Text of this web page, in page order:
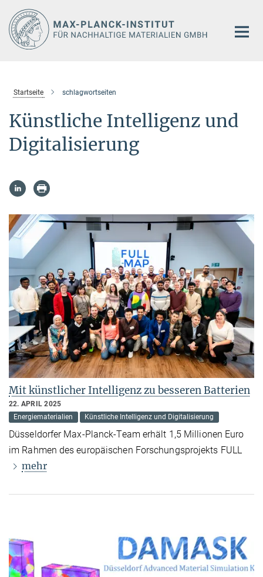
Hauptinhalt
Startseite schlagwortseiten
Künstliche Intelligenz und
Digitalisierung
Mit künstlicher Intelligenz zu besseren Batterien
22. APRIL 2025
Energiematerialien
Künstliche Intelligenz und Digitalisierung
Düsseldorfer Max-Planck-Team erhält 1,5 Millionen Euro
im Rahmen des europäischen Forschungsprojekts FULL
mehr